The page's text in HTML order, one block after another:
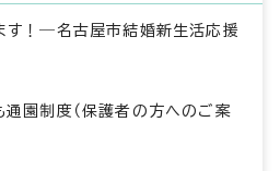
す！―名古屋市結婚新生活応援
園制度（保護者の方へのご案